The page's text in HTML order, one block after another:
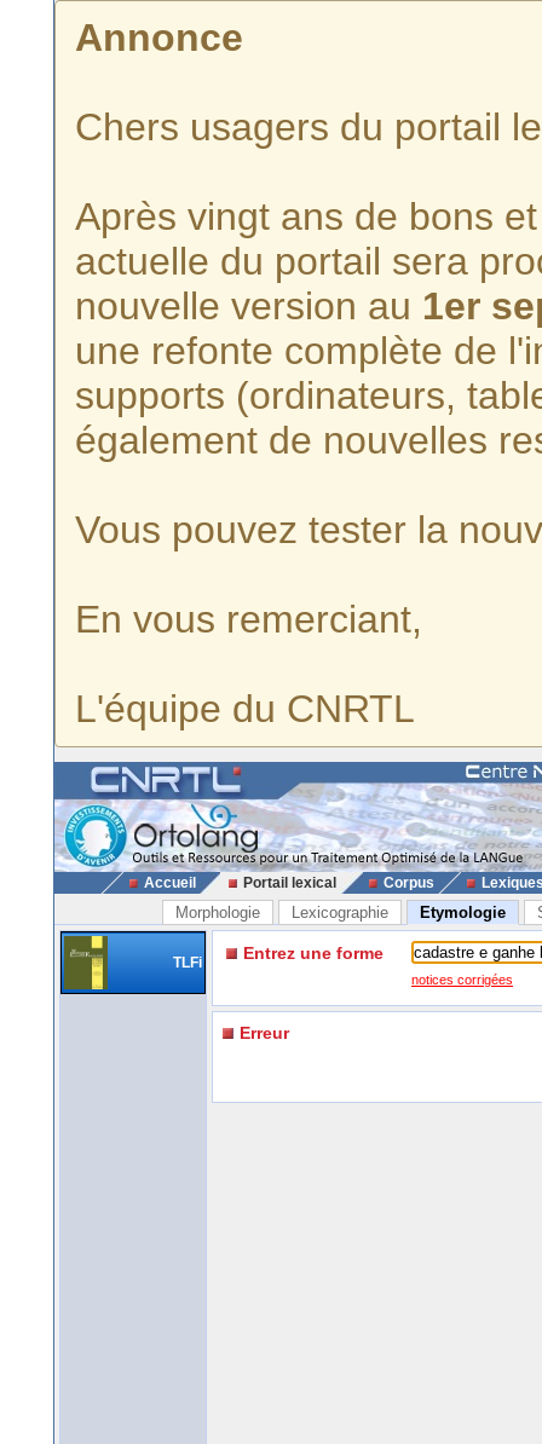
Annonce
Chers usagers du portail
Après vingt ans de bons
actuelle du portail sera
nouvelle version au 1er
une refonte complète de
supports (ordinateurs,
également de nouvelles
Vous pouvez tester la
En vous remerciant,
L'équipe du CNRTL
Accueil Portail lexical Corpus
Morphologie Lexicographie Etymologie
TLFi Entrez une forme
notices corrigées
Erreur